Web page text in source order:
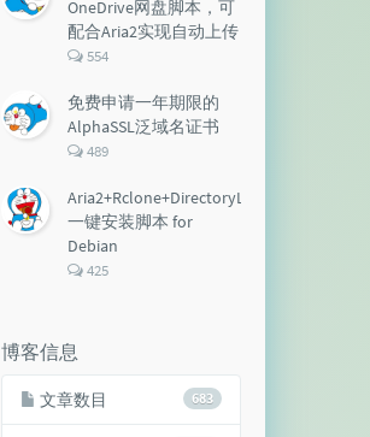
OneDrive网盘脚本，可
配合Aria2实现自动上传
评
数：
554
免费申请一年期限的
AlphaSSL泛域名证书
评
数：
489
Aria2+Rclone+DirectoryLister+Aria2Ng
一键安装脚本 for
Debian
评
425
博客信息
683
文章数目